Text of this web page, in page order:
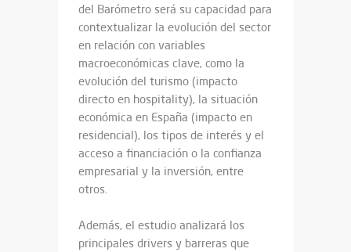
del Barómetro será su capacidad para
contextualizar la evolución del sector
en relación con variables
macroeconómicas clave, como la
evolución del turismo (impacto
directo en hospitality), la situación
económica en España (impacto en
residencial), los tipos de interés y el
acceso a financiación o la confianza
empresarial y la inversión, entre
otros.
Además, el estudio analizará los
principales drivers y barreras que